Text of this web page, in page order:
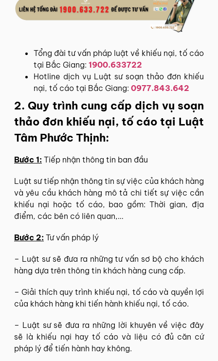
Tổng đài tư vấn pháp luật về khiếu nại, tố cáo
tại Bắc Giang: 1900.633722
Hotline dịch vụ Luật sư soạn thảo đơn khiếu
nại, tố cáo tại Bắc Giang: 0977.843.642
2. Quy trình cung cấp dịch vụ soạn
thảo đơn khiếu nại, tố cáo tại Luật
Tâm Phước Thịnh:
Bước 1: Tiếp nhận thông tin ban đầu
Luật sư tiếp nhận thông tin sự việc của khách hàng
và yêu cầu khách hàng mô tả chi tiết sự việc cần
khiếu nại hoặc tố cáo, bao gồm: Thời gian, địa
điểm, các bên có liên quan,…
Bước 2: Tư vấn pháp lý
– Luật sư sẽ đưa ra những tư vấn sơ bộ cho khách
hàng dựa trên thông tin khách hàng cung cấp.
– Giải thích quy trình khiếu nại, tố cáo và quyền lợi
của khách hàng khi tiến hành khiếu nại, tố cáo.
– Luật sư sẽ đưa ra những lời khuyên về việc đây
sẽ là khiếu nại hay tố cáo và liệu có đủ căn cứ
pháp lý để tiến hành hay không.